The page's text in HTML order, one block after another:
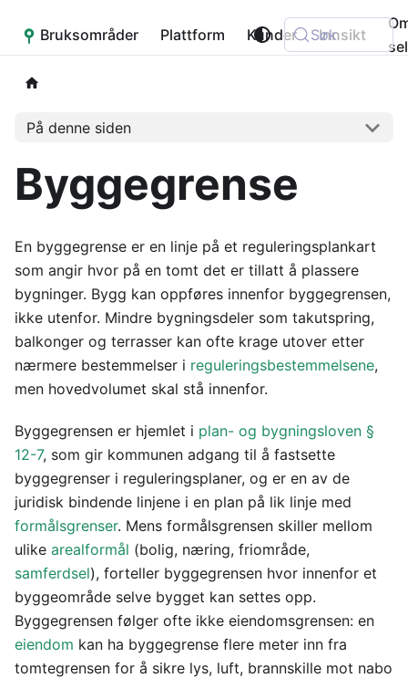
Placepoint
Bruksområder Plattform Kunder Innsikt
Søk
På denne siden
Byggegrense
En byggegrense er en linje på et reguleringsplankart
som angir hvor på en tomt det er tillatt å plassere
bygninger. Bygg kan oppføres innenfor byggegrensen,
ikke utenfor. Mindre bygningsdeler som takutspring,
balkonger og terrasser kan ofte krage utover etter
nærmere bestemmelser i reguleringsbestemmelsene,
men hovedvolumet skal stå innenfor.
Byggegrensen er hjemlet i plan- og bygningsloven §
12-7, som gir kommunen adgang til å fastsette
byggegrenser i reguleringsplaner, og er en av de
juridisk bindende linjene i en plan på lik linje med
formålsgrenser. Mens formålsgrensen skiller mellom
ulike arealformål (bolig, næring, friområde,
samferdsel), forteller byggegrensen hvor innenfor et
byggeområde selve bygget kan settes opp.
Byggegrensen følger ofte ikke eiendomsgrensen: en
eiendom kan ha byggegrense flere meter inn fra
tomtegrensen for å sikre lys, luft, brannskille mot nabo